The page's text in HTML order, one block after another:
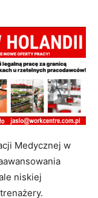
Medycznej w
niskiej